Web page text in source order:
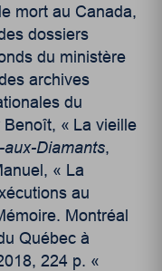
mort au Canada,
dossiers
du ministère
archives
du
« La vieille
aux-Diamants,
« La
au
Montréal
Québec à
224 p. «